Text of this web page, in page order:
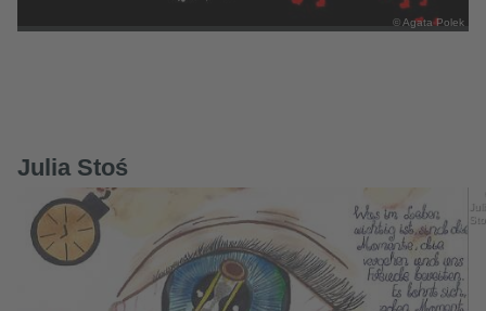
© Agata Polek
Julia Stoś